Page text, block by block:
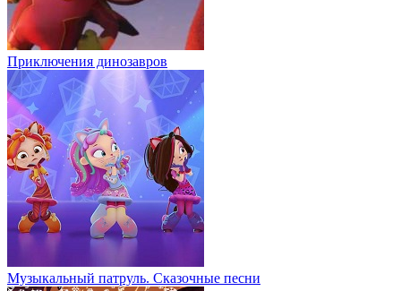
Приключения динозавров
Музыкальный патруль. Сказочные песни